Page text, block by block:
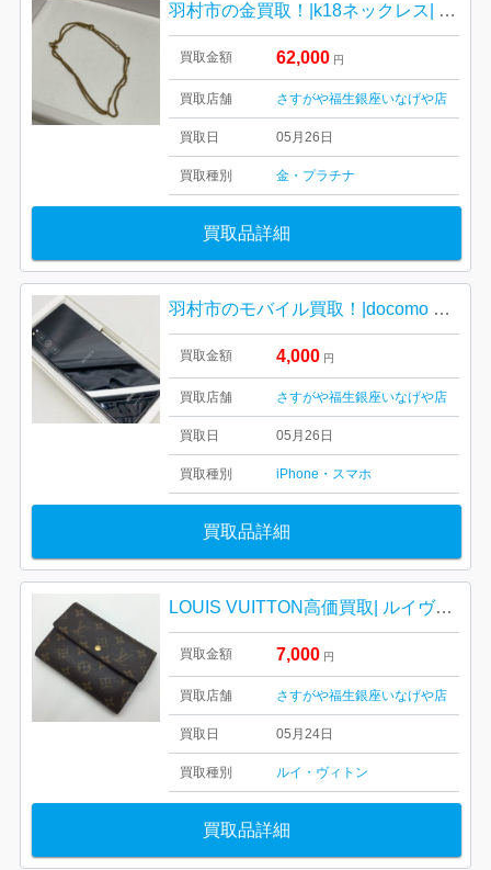
羽村市の金買取！|k18ネックレス| 羽村市羽加美
買取金額 62,000 円
買取店舗 さすがや福生銀座いなげや店
買取日 05月26日
買取種別 金・プラチナ
買取品詳細
羽村市のモバイル買取！|docomo SONYエクスペリアスマホ買取| 羽村市羽東
買取金額 4,000 円
買取店舗 さすがや福生銀座いなげや店
買取日 05月26日
買取種別 iPhone・スマホ
買取品詳細
LOUIS VUITTON高価買取| ルイヴィトン ポルトトレゾール・エテュイ パピエ 財布| 羽村市川崎
買取金額 7,000 円
買取店舗 さすがや福生銀座いなげや店
買取日 05月24日
買取種別 ルイ・ヴィトン
買取品詳細